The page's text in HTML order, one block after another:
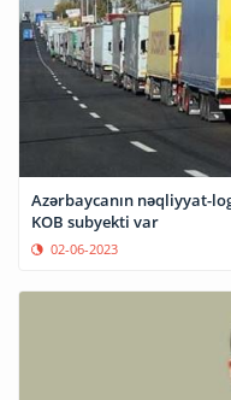
Azərbaycanın nəqliyyat-
KOB subyekti var
02-06-2023